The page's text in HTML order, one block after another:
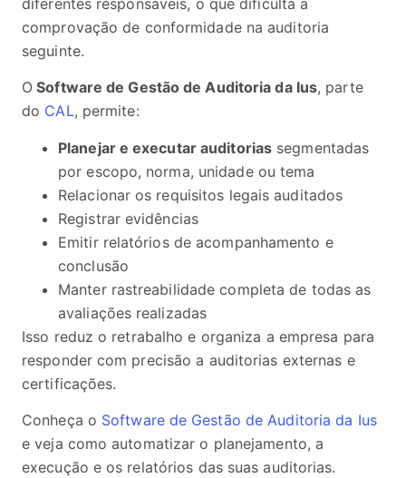
diferentes responsáveis, o que dificulta a
comprovação de conformidade na auditoria
seguinte.
O Software de Gestão de Auditoria da Ius, parte
do CAL, permite:
Planejar e executar auditorias segmentadas
por escopo, norma, unidade ou tema
Relacionar os requisitos legais auditados
Registrar evidências
Emitir relatórios de acompanhamento e
conclusão
Manter rastreabilidade completa de todas as
avaliações realizadas
Isso reduz o retrabalho e organiza a empresa para
responder com precisão a auditorias externas e
certificações.
Conheça o Software de Gestão de Auditoria da Ius
e veja como automatizar o planejamento, a
execução e os relatórios das suas auditorias.